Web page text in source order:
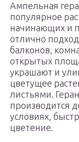
Ампельная
популярное
начинающих и
отлично
балконов,
открытых
украшают и
цветущее
листьями.
производится
условиях,
цветение.